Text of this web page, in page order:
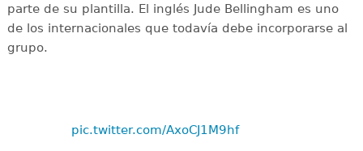
parte de su plantilla. El inglés Jude Bellingham es uno
de los internacionales que todavía debe incorporarse al
grupo.
pic.twitter.com/AxoCJ1M9hf